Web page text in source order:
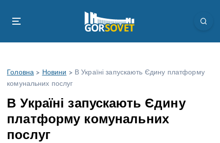
Головна > Новини > В Україні запускають Єдину платформу
комунальних послуг
В Україні запускають Єдину
платформу комунальних
послуг